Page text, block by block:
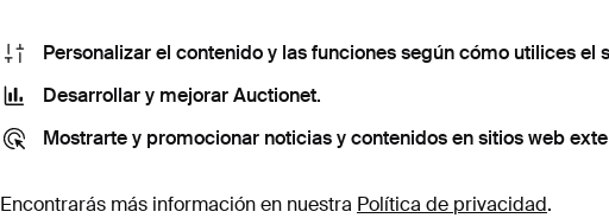
Personalizar el contenido y las funciones según cómo utilices el
Desarrollar y mejorar Auctionet.
Mostrarte y promocionar noticias y contenidos en sitios web
Encontrarás más información en nuestra Política de privacidad.